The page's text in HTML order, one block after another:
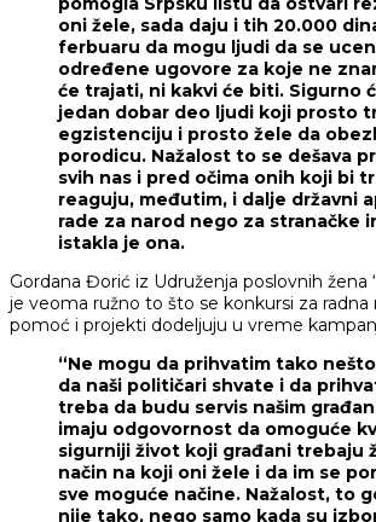
oni žele, sada daju i tih 20.000
ferbuaru da mogu ljudi da se
određene ugovore za koje ne
će trajati, ni kakvi će biti. Sigurno
jedan dobar deo ljudi koji prosto
egzistenciju i prosto žele da
porodicu. Nažalost to se dešava
svih nas i pred očima onih koji bi
reaguju, međutim, i dalje državni
rade za narod nego za stranačke
istakla je ona.
Gordana Đorić iz Udruženja poslovnih žena
je veoma ružno to što se konkursi za radna
pomoć i projekti dodeljuju u vreme
“Ne mogu da prihvatim tako
da naši političari shvate i da
treba da budu servis našim
imaju odgovornost da omoguće
sigurniji život koji građani trebaju
način na koji oni žele i da im se
sve moguće načine. Nažalost, to
nije tako, nego samo kada su